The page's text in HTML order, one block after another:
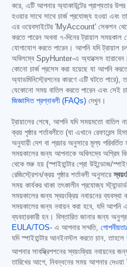
করে, এটি আপনার অ্যাকাউন্টের প্রাপ্যতার
হওয়ার সাথে সাথে চার্জ প্রযোজ্য হওয়া
এর ওয়েবসাইটের 'MyAccount' সেকশন থেকে
করতে পারেন অথবা ৭-দিনের ট্রায়াল
যোগাযোগ করতে পারেন। আপনি যদি ট্রায়াল
অবিলম্বে SpyHunter-এ অ্যাক্সেস
কোনো চার্জ প্রসেস করা হয়েছে যা আপনি
অ্যাডমিনিস্ট্রেশনের কারণে এটি ঘটতে
যেকোনো সময় বাতিল করতে পারেন এবং সেই
জিজ্ঞাসিত প্রশ্নাবলী (FAQs) দেখুন।
ট্রায়ালের শেষে, আপনি যদি সময়মতো বাতিল
ক্রয় পৃষ্ঠার শর্তাবলীতে (যা এখানে রেফারেন্স
অনুযায়ী দেশ বা প্রচার অনুসারে মূল্য
সময়কালের জন্য আপনাকে অবিলম্বে অগ্রিম
থেকে শুরু হয় (স্পাইহান্টার প্রো উইন্ডোজ/
রেজিস্ট্রেশন/ক্রয় পৃষ্ঠার শর্তাবলী অনুসারে
সময় কার্যকর থাকা তৎকালীন প্রযোজ্য
সময়কালের জন্য স্বয়ংক্রিয় নবায়নের ব্যবস্থা
সময়কালের জন্য নবায়ন করা হবে, যদি আপনি
ব্যবহারকারী হন। বিস্তারিত জানার জন্য
EULA/TOS- এ আপনার সম্মতি,
যদি স্পাইহান্টার আনইনস্টল করতে চান, তাহলে
আপনার সাবস্ক্রিপশনের স্বয়ংক্রিয় নবায়নের
তারিখের আগে, নিবন্ধনের সময় আপনার